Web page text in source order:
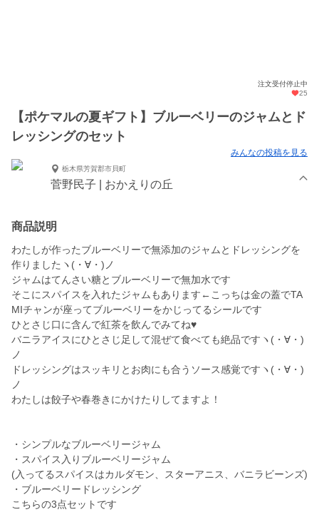
注文受付停止中
25
【ポケマルの夏ギフト】ブルーベリーのジャムとド
レッシングのセット
みんなの投稿を見る
栃木県芳賀郡市貝町
菅野民子 | おかえりの丘
商品説明
わたしが作ったブルーベリーで無添加のジャムとドレッシングを
作りましたヽ(・∀・)ノ
ジャムはてんさい糖とブルーベリーで無加水です
そこにスパイスを入れたジャムもあります←こっちは金の蓋でTA
MIチャンが座ってブルーベリーをかじってるシールです
ひとさじ口に含んで紅茶を飲んでみてね♥
バニラアイスにひとさじ足して混ぜて食べても絶品ですヽ(・∀・)
ノ
ドレッシングはスッキリとお肉にも合うソース感覚ですヽ(・∀・)
ノ
わたしは餃子や春巻きにかけたりしてますよ！
・シンプルなブルーベリージャム
・スパイス入りブルーベリージャム
(入ってるスパイスはカルダモン、スターアニス、バニラビーンズ)
・ブルーベリードレッシング
こちらの3点セットです